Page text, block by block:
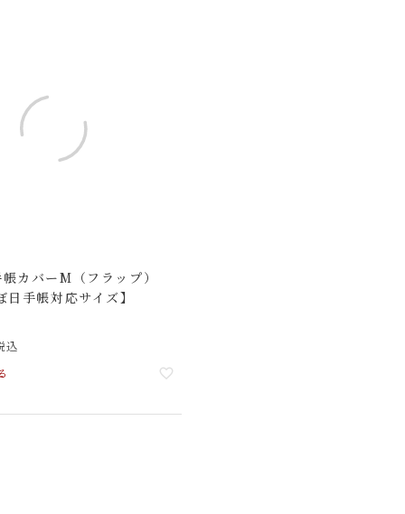
カバーM（フラップ）
日手帳対応サイズ】
込